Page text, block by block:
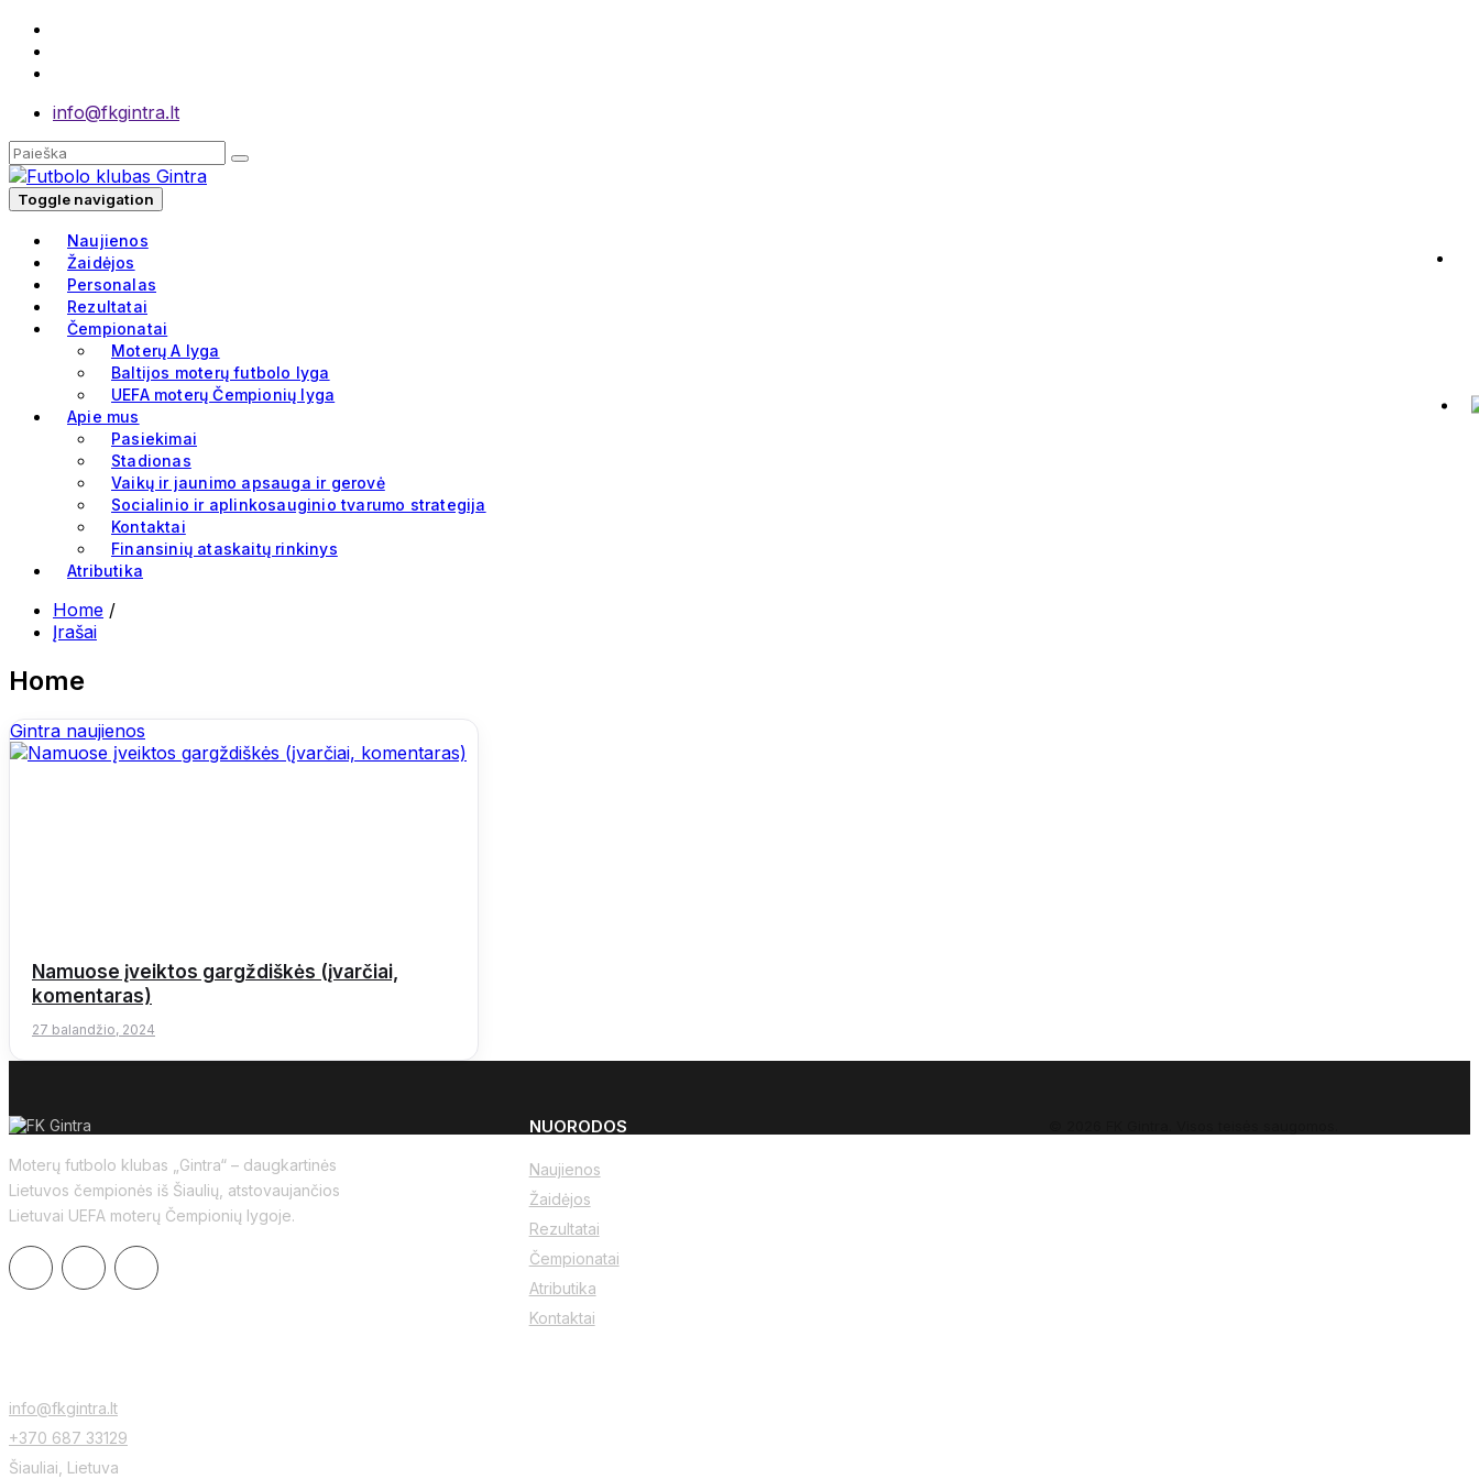
info@fkgintra.lt
Toggle navigation
Naujienos
Žaidėjos
Personalas
Rezultatai
Čempionatai
Moterų A lyga
Baltijos moterų futbolo lyga
UEFA moterų Čempionių lyga
Apie mus
Pasiekimai
Stadionas
Vaikų ir jaunimo apsauga ir gerovė
Socialinio ir aplinkosauginio tvarumo strategija
Kontaktai
Finansinių ataskaitų rinkinys
Atributika
Home /
Įrašai
Home
Gintra naujienos
Namuose įveiktos gargždiškės (įvarčiai,
komentaras)
27 balandžio, 2024
Moterų futbolo klubas „Gintra“ – daugkartinės
Lietuvos čempionės iš Šiaulių, atstovaujančios
Lietuvai UEFA moterų Čempionių lygoje.
NUORODOS
Naujienos
Žaidėjos
Rezultatai
Čempionatai
Atributika
Kontaktai
info@fkgintra.lt
+370 687 33129
Šiauliai, Lietuva